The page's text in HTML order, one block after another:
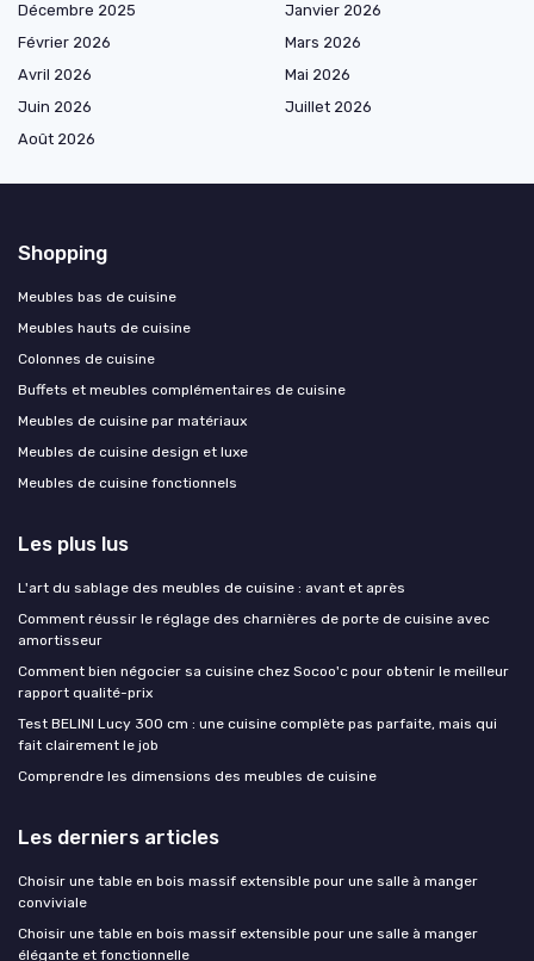
Décembre 2025
Janvier 2026
Février 2026
Mars 2026
Avril 2026
Mai 2026
Juin 2026
Juillet 2026
Août 2026
Shopping
Meubles bas de cuisine
Meubles hauts de cuisine
Colonnes de cuisine
Buffets et meubles complémentaires de cuisine
Meubles de cuisine par matériaux
Meubles de cuisine design et luxe
Meubles de cuisine fonctionnels
Les plus lus
L'art du sablage des meubles de cuisine : avant et après
Comment réussir le réglage des charnières de porte de cuisine avec
amortisseur
Comment bien négocier sa cuisine chez Socoo'c pour obtenir le meilleur
rapport qualité-prix
Test BELINI Lucy 300 cm : une cuisine complète pas parfaite, mais qui
fait clairement le job
Comprendre les dimensions des meubles de cuisine
Les derniers articles
Choisir une table en bois massif extensible pour une salle à manger
conviviale
Choisir une table en bois massif extensible pour une salle à manger
élégante et fonctionnelle